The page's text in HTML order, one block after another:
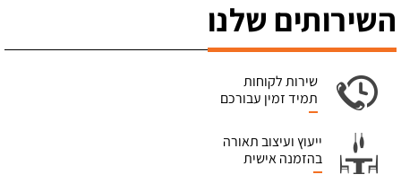
השירותים שלנו
שירות לקוחות
תמיד זמין עבורכם
ייעוץ ועיצוב תאורה
בהזמנה אישית